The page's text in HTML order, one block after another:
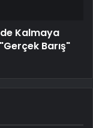
Kalmaya
Barış"